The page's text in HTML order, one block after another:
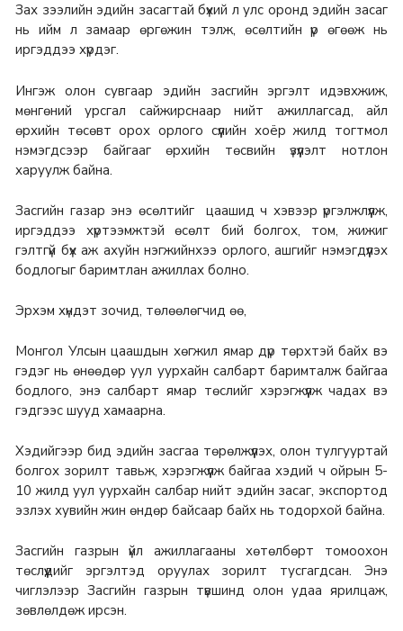
Зах зээлийн эдийн засагтай бүхий л улс оронд эдийн засаг
нь ийм л замаар өргөжин тэлж, өсөлтийн үр өгөөж нь
иргэддээ хүрдэг.
Ингэж олон сувгаар эдийн засгийн эргэлт идэвхжиж,
мөнгөний урсгал сайжирснаар нийт ажиллагсад, айл
өрхийн төсөвт орох орлого сүүлийн хоёр жилд тогтмол
нэмэгдсээр байгааг өрхийн төсвийн үзүүлэлт нотлон
харуулж байна.
Засгийн газар энэ өсөлтийг цаашид ч хэвээр үргэлжлүүлж,
иргэддээ хүртээмжтэй өсөлт бий болгох, том, жижиг
гэлтгүй бүх аж ахуйн нэгжийнхээ орлого, ашгийг нэмэгдүүлэх
бодлогыг баримтлан ажиллах болно.
Эрхэм хүндэт зочид, төлөөлөгчид өө,
Монгол Улсын цаашдын хөгжил ямар дүр төрхтэй байх вэ
гэдэг нь өнөөдөр уул уурхайн салбарт баримталж байгаа
бодлого, энэ салбарт ямар төслийг хэрэгжүүлж чадах вэ
гэдгээс шууд хамаарна.
Хэдийгээр бид эдийн засгаа төрөлжүүлэх, олон тулгууртай
болгох зорилт тавьж, хэрэгжүүлж байгаа хэдий ч ойрын 5-
10 жилд уул уурхайн салбар нийт эдийн засаг, экспортод
эзлэх хувийн жин өндөр байсаар байх нь тодорхой байна.
Засгийн газрын үйл ажиллагааны хөтөлбөрт томоохон
төслүүдийг эргэлтэд оруулах зорилт тусгагдсан. Энэ
чиглэлээр Засгийн газрын түвшинд олон удаа ярилцаж,
зөвлөлдөж ирсэн.